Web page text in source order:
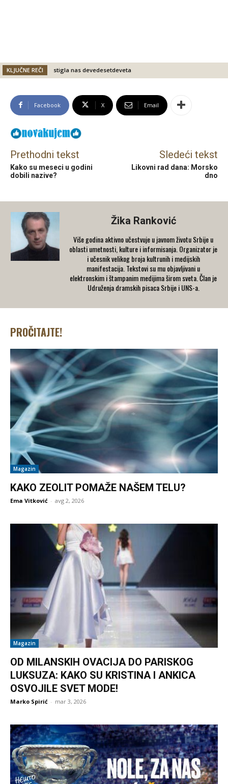
KLJUČNE REČI stigla nas devedesetdeveta
Facebook X Email
Prethodni tekst
Kako su meseci u godini
dobili nazive?
Sledeći tekst
Likovni rad dana: Morsko
dno
Žika Ranković
Više godina aktivno učestvuje u javnom životu Srbije u
oblasti umetnosti, kulture i informisanja. Organizator je
i učesnik velikog broja kultrunih i medijskih
manifestacija. Tekstovi su mu objavljivani u
elektronskim i štampanim medijima širom sveta. Član je
Udruženja dramskih pisaca Srbije i UNS-a.
PROČITAJTE!
Magazin
KAKO ZEOLIT POMAŽE NAŠEM TELU?
Ema Vitković - avg 2, 2026
Magazin
OD MILANSKIH OVACIJA DO PARISKOG
LUKSUZA: KAKO SU KRISTINA I ANKICA
OSVOJILE SVET MODE!
Marko Spirić - mar 3, 2026